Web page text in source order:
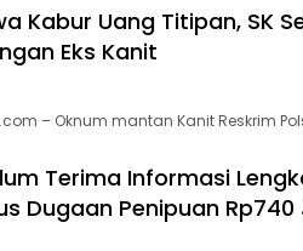
Kabur Uang Titipan, SK
Eks Kanit
– Oknum mantan Kanit Reskrim
Terima Informasi
Dugaan Penipuan